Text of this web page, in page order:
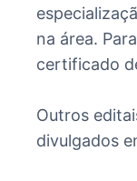
na área.
certificado
Outros
divulgados